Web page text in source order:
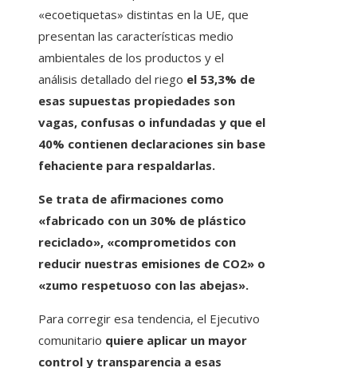
«ecoetiquetas» distintas en la UE, que
presentan las características medio
ambientales de los productos y el
análisis detallado del riego el 53,3% de
esas supuestas propiedades son
vagas, confusas o infundadas y que el
40% contienen declaraciones sin base
fehaciente para respaldarlas.
Se trata de afirmaciones como
«fabricado con un 30% de plástico
reciclado», «comprometidos con
reducir nuestras emisiones de CO2» o
«zumo respetuoso con las abejas».
Para corregir esa tendencia, el Ejecutivo
comunitario quiere aplicar un mayor
control y transparencia a esas